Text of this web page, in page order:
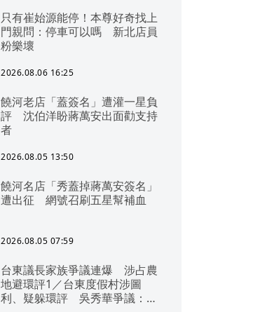
只有崔始源能停！本尊好奇找上
門親問：停車可以嗎 新北店員
粉樂壞
2026.08.06 16:25
饒河老店「蓋簽名」遭灌一星負
評 沈伯洋盼蔣萬安出面勸支持
者
2026.08.05 13:50
饒河名店「秀蓋掉蔣萬安簽名」
遭出征 網號召刷五星幫補血
2026.08.05 07:59
台東議長家族爭議連爆 涉占農
地避環評1／台東度假村涉圖
利、疑躲環評 吳秀華爭議：概